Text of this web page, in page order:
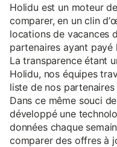
Holidu est un moteur
comparer, en un clin
locations de vacances
partenaires ayant payé
La transparence étant
Holidu, nos équipes
liste de nos
Dans ce même souci
développé une
données chaque
comparer des offres à